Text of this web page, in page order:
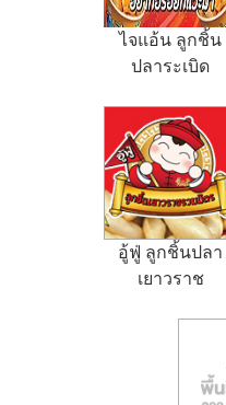
ไจแอ้น ลูกชิ้น
ปลาระเบิด
อู้ฟู่ ลูกชิ้นปลา
เยาวราช